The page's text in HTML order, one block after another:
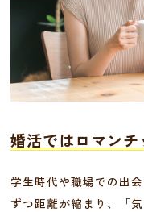
婚活ではロマン
学生時代や職場での出
ずつ距離が縮まり、「